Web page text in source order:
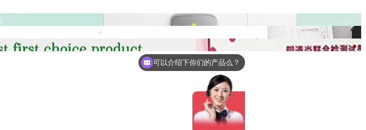
可以介绍下你们的产品么？